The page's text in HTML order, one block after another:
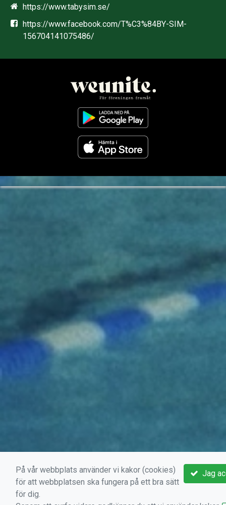
https://www.tabysim.se/
https://www.facebook.com/T%C3%84BY-SIM-
156704141075486/
Jag
På vår webbplats använder vi kakor (cookies)
för att webbplatsen ska fungera på ett bra sätt
för dig.